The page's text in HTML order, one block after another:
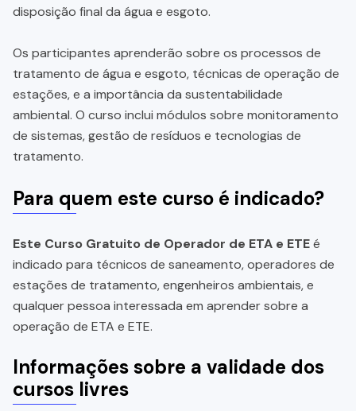
disposição final da água e esgoto.
Os participantes aprenderão sobre os processos de
tratamento de água e esgoto, técnicas de operação de
estações, e a importância da sustentabilidade
ambiental. O curso inclui módulos sobre monitoramento
de sistemas, gestão de resíduos e tecnologias de
tratamento.
Para quem este curso é indicado?
Este Curso Gratuito de Operador de ETA e ETEé
indicado para técnicos de saneamento, operadores de
estações de tratamento, engenheiros ambientais, e
qualquer pessoa interessada em aprender sobre a
operação de ETA e ETE.
Informações sobre a validade dos
cursos livres